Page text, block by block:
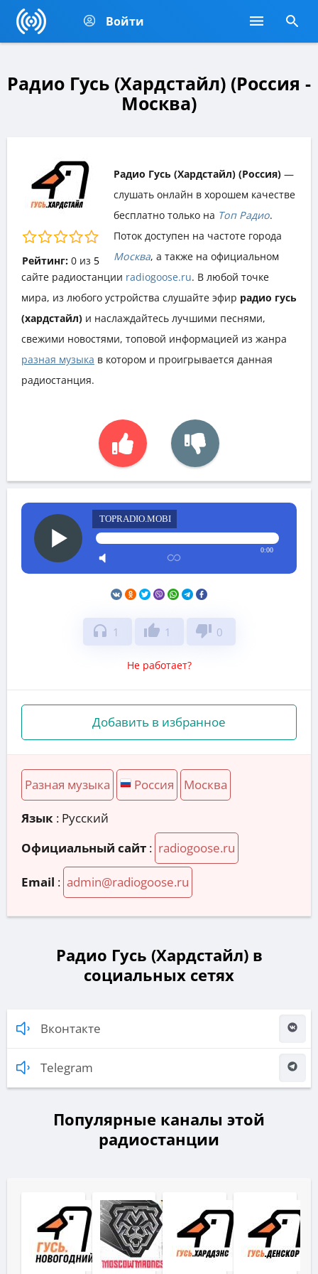
Войти
Радио Гусь (Хардстайл) (Россия -
Москва)
Рейтинг: 0из 5
Радио Гусь (Хардстайл) (Россия) —
слушать онлайн в хорошем качестве
бесплатно только на Топ Радио.
Поток доступен на частоте города
Москва, а также на официальном
сайте радиостанции radiogoose.ru. В любой точке
мира, из любого устройства слушайте эфир радио гусь
(хардстайл) и наслаждайтесь лучшими песнями,
свежими новостями, топовой информацией из жанра
разная музыка в котором и проигрывается данная
радиостанция.
TOPRADIO.MOBI
0:00
headphones 1 thumb_up 1 thumb_down 0
Не работает?
Добавить в избранное
Разная музыка Россия Москва
Язык : Русский
Официальный сайт : radiogoose.ru
Email : admin@radiogoose.ru
Радио Гусь (Хардстайл) в
социальных сетях
Вконтакте
Telegram
Популярные каналы этой
радиостанции